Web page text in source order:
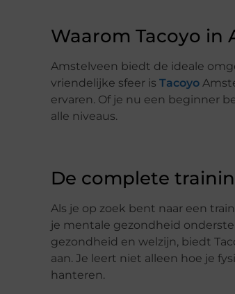
Waarom Tacoyo in
Amstelveen biedt de ideale
vriendelijke sfeer is Tacoyo
ervaren. Of je nu een beginner
alle niveaus.
De complete
Als je op zoek bent naar een
je mentale gezondheid
gezondheid en welzijn, biedt
aan. Je leert niet alleen hoe je
hanteren.